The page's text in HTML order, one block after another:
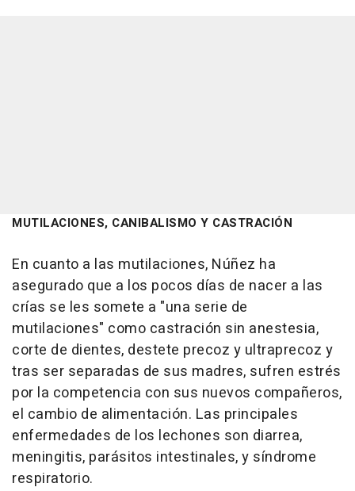
MUTILACIONES, CANIBALISMO Y CASTRACIÓN
En cuanto a las mutilaciones, Núñez ha
asegurado que a los pocos días de nacer a las
crías se les somete a "una serie de
mutilaciones" como castración sin anestesia,
corte de dientes, destete precoz y ultraprecoz y
tras ser separadas de sus madres, sufren estrés
por la competencia con sus nuevos compañeros,
el cambio de alimentación. Las principales
enfermedades de los lechones son diarrea,
meningitis, parásitos intestinales, y síndrome
respiratorio.